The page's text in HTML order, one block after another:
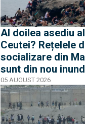
Al doilea asediu al
Ceutei? Rețelele
socializare din
sunt din nou
de mesaje pentru o
nouă mobilizare
orașul spaniol
05 AUGUST 2026